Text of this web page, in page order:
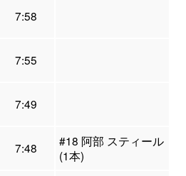
7:58
7:55
7:49
7:48
#18 阿部 スティール
(1本)